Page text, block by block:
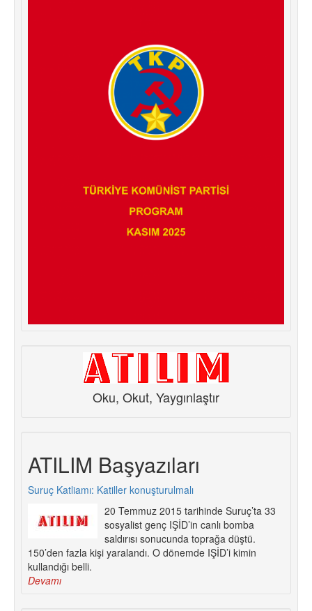
Oku, Okut, Yaygınlaştır
ATILIM Başyazıları
Suruç Katliamı: Katiller konuşturulmalı
20 Temmuz 2015 tarihinde Suruç’ta 33
sosyalist genç IŞİD’in canlı bomba
saldırısı sonucunda toprağa düştü.
150’den fazla kişi yaralandı. O dönemde IŞİD’i kimin
kullandığı belli.
Devamı